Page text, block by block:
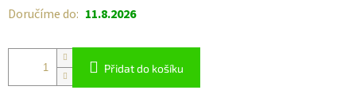
Doručíme do: 11.8.2026
Přidat do košíku